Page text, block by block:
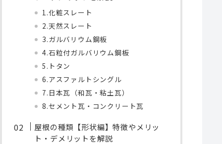
1.化粧スレート
2.天然スレート
3.ガルバリウム鋼板
4.石粒付ガルバリウム鋼板
5.トタン
6.アスファルトシングル
7.日本瓦（和瓦・粘土瓦）
8.セメント瓦・コンクリート瓦
屋根の種類【形状編】特徴やメリッ
ト・デメリットを解説